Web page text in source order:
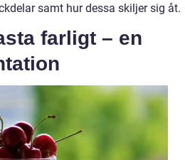
samt hur dessa skiljer sig åt.
farligt – en